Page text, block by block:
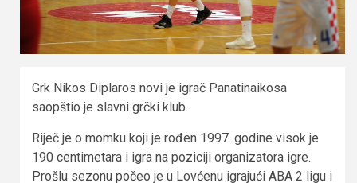
Grk Nikos Diplaros novi je igrač Panatinaikosa
saopštio je slavni grčki klub.
Riječ je o momku koji je rođen 1997. godine visok je
190 centimetara i igra na poziciji organizatora igre.
Prošlu sezonu počeo je u Lovćenu igrajući ABA 2 ligu i